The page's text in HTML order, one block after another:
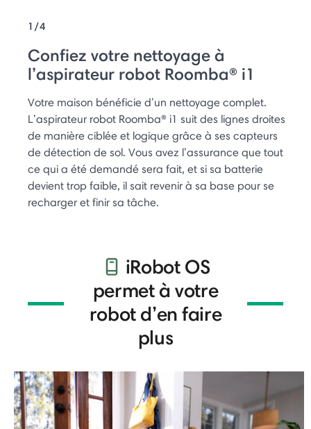
1/4
Confiez votre nettoyage à
l’aspirateur robot Roomba® i1
Votre maison bénéficie d’un nettoyage complet.
L’aspirateur robot Roomba® i1 suit des lignes droites
de manière ciblée et logique grâce à ses capteurs
de détection de sol. Vous avez l’assurance que tout
ce qui a été demandé sera fait, et si sa batterie
devient trop faible, il sait revenir à sa base pour se
recharger et finir sa tâche.
iRobot OS
permet à votre
robot d’en faire
plus